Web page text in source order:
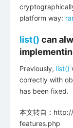
platform way:
list() can
Previously, list()
correctly with
has been fixed.
本文转自：
features.php